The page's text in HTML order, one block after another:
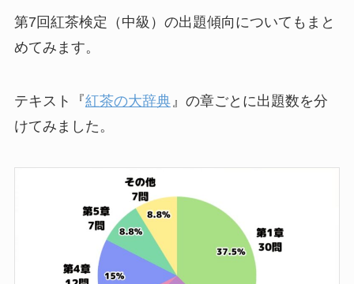
第7回紅茶検定（中級）の出題傾向についてもまと
めてみます。
テキスト『紅茶の大辞典』の章ごとに出題数を分
けてみました。